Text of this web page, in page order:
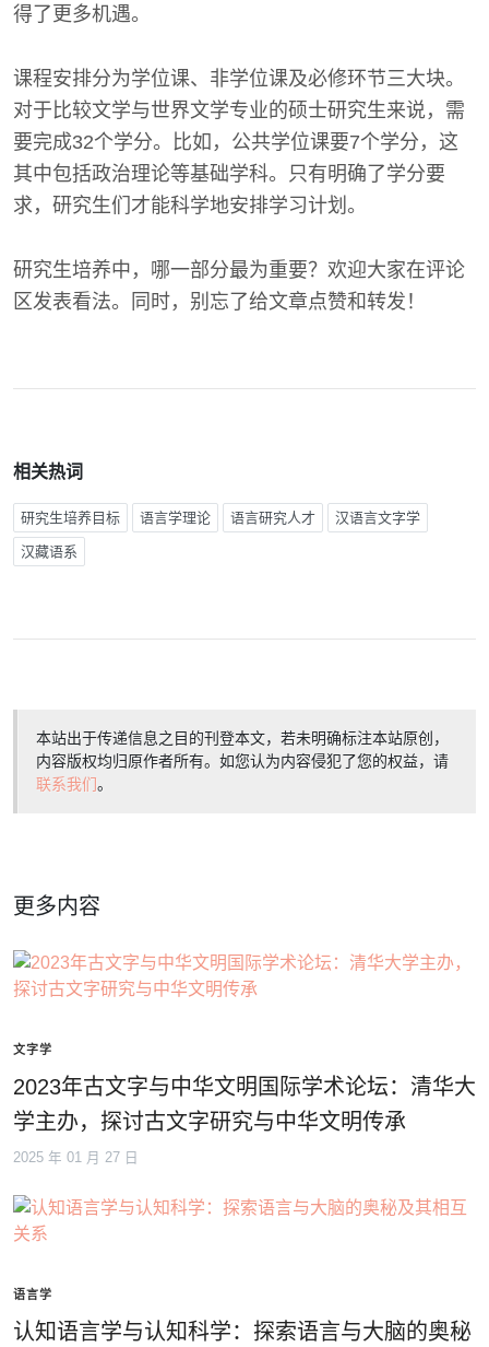
得了更多机遇。
课程安排分为学位课、非学位课及必修环节三大块。
对于比较文学与世界文学专业的硕士研究生来说，需
要完成32个学分。比如，公共学位课要7个学分，这
其中包括政治理论等基础学科。只有明确了学分要
求，研究生们才能科学地安排学习计划。
研究生培养中，哪一部分最为重要？欢迎大家在评论
区发表看法。同时，别忘了给文章点赞和转发！
相关热词
研究生培养目标 语言学理论 语言研究人才 汉语言文字学
汉藏语系
本站出于传递信息之目的刊登本文，若未明确标注本站原创，
内容版权均归原作者所有。如您认为内容侵犯了您的权益，请
联系我们。
更多内容
文字学
2023年古文字与中华文明国际学术论坛：清华大
学主办，探讨古文字研究与中华文明传承
2025 年 01 月 27 日
语言学
认知语言学与认知科学：探索语言与大脑的奥秘